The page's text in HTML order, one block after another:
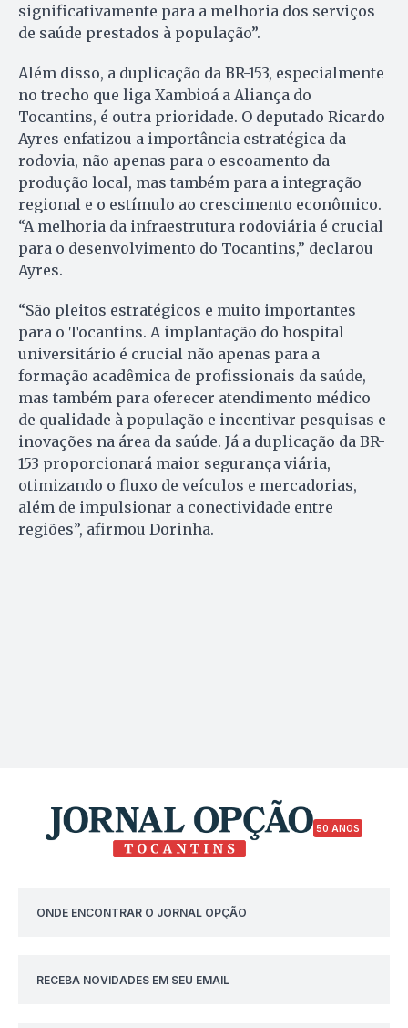
significativamente para a melhoria dos serviços
de saúde prestados à população”.
Além disso, a duplicação da BR-153, especialmente
no trecho que liga Xambioá a Aliança do
Tocantins, é outra prioridade. O deputado Ricardo
Ayres enfatizou a importância estratégica da
rodovia, não apenas para o escoamento da
produção local, mas também para a integração
regional e o estímulo ao crescimento econômico.
“A melhoria da infraestrutura rodoviária é crucial
para o desenvolvimento do Tocantins,” declarou
Ayres.
“São pleitos estratégicos e muito importantes
para o Tocantins. A implantação do hospital
universitário é crucial não apenas para a
formação acadêmica de profissionais da saúde,
mas também para oferecer atendimento médico
de qualidade à população e incentivar pesquisas e
inovações na área da saúde. Já a duplicação da BR-
153 proporcionará maior segurança viária,
otimizando o fluxo de veículos e mercadorias,
além de impulsionar a conectividade entre
regiões”, afirmou Dorinha.
50 ANOS
ONDE ENCONTRAR O JORNAL OPÇÃO
RECEBA NOVIDADES EM SEU EMAIL